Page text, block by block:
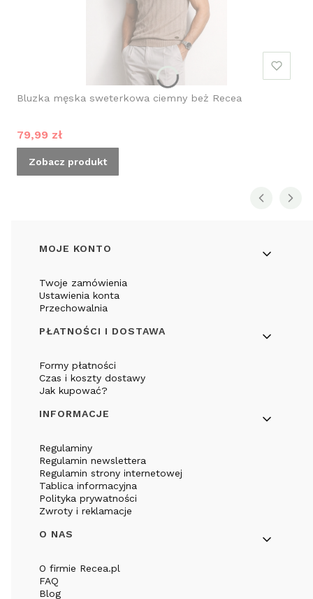
Bluzka męska sweterkowa ciemny beż Recea
Cena promocyjna
79,99 zł
Zobacz produkt
Linki w stopce
MOJE KONTO
Twoje zamówienia
Ustawienia konta
Przechowalnia
PŁATNOŚCI I DOSTAWA
Formy płatności
Czas i koszty dostawy
Jak kupować?
INFORMACJE
Regulaminy
Regulamin newslettera
Regulamin strony internetowej
Tablica informacyjna
Polityka prywatności
Zwroty i reklamacje
O NAS
O firmie Recea.pl
FAQ
Blog